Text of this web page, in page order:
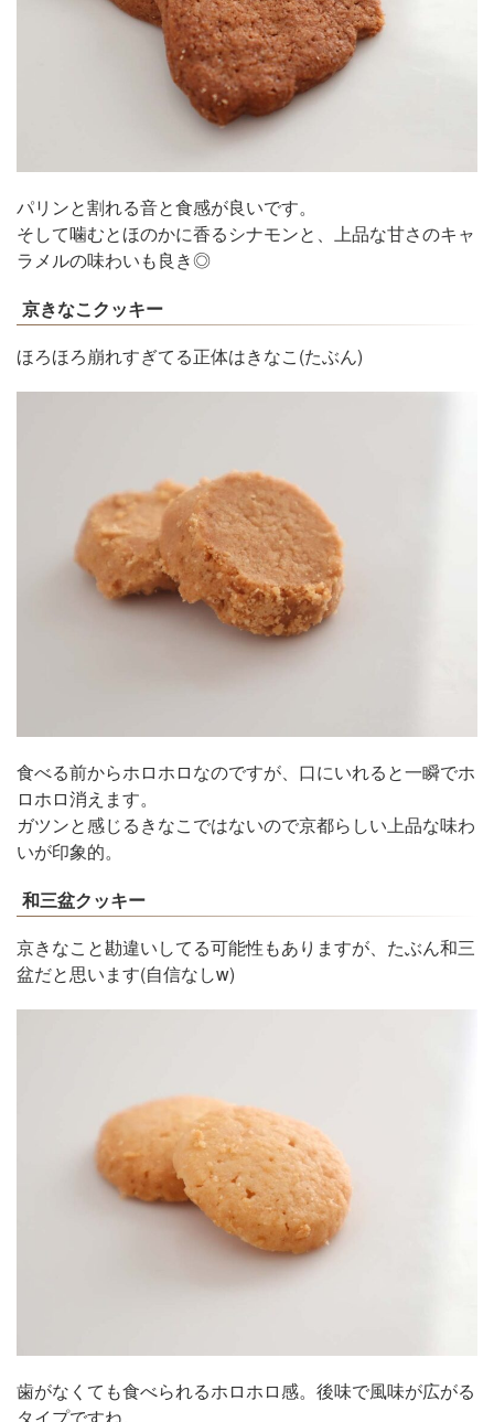
パリンと割れる音と食感が良いです。
そして噛むとほのかに香るシナモンと、上品な甘さのキャ
ラメルの味わいも良き◎
京きなこクッキー
ほろほろ崩れすぎてる正体はきなこ(たぶん)
食べる前からホロホロなのですが、口にいれると一瞬でホ
ロホロ消えます。
ガツンと感じるきなこではないので京都らしい上品な味わ
いが印象的。
和三盆クッキー
京きなこと勘違いしてる可能性もありますが、たぶん和三
盆だと思います(自信なしw)
歯がなくても食べられるホロホロ感。後味で風味が広がる
タイプですね。